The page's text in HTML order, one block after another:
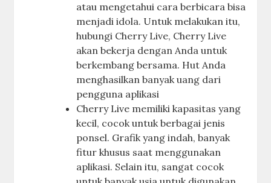
atau mengetahui cara berbicara bisa
menjadi idola. Untuk melakukan itu,
hubungi Cherry Live, Cherry Live
akan bekerja dengan Anda untuk
berkembang bersama. Hut Anda
menghasilkan banyak uang dari
pengguna aplikasi
Cherry Live memiliki kapasitas yang
kecil, cocok untuk berbagai jenis
ponsel. Grafik yang indah, banyak
fitur khusus saat menggunakan
aplikasi. Selain itu, sangat cocok